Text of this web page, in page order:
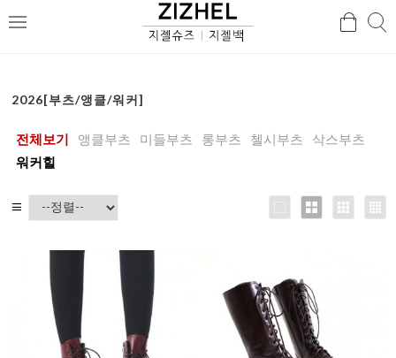
메
검
2026[부츠/앵클/워커]
전체보기 앵클부츠 미들부츠 롱부츠 첼시부츠
삭스부츠
워커힐